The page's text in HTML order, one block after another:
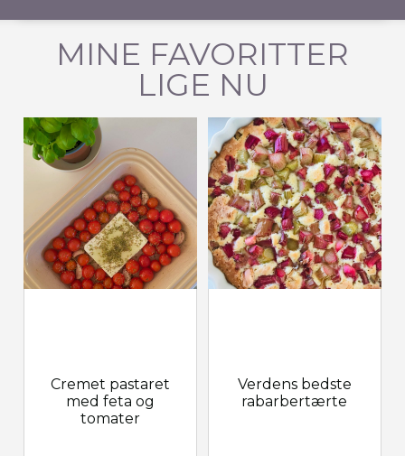
MINE FAVORITTER
LIGE NU
Cremet pastaret
med feta og
tomater
Verdens bedste
rabarbertærte